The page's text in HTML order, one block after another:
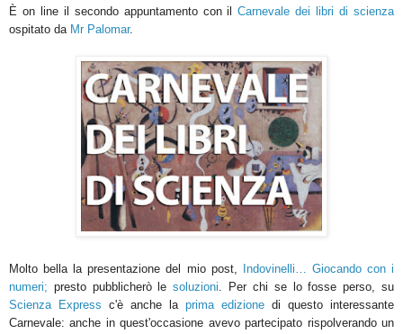
È on line il secondo appuntamento con ilCarnevale dei libri di scienza
ospitato da Mr Palomar.
Molto bella la presentazione del mio post,
Indovinelli… Giocando con i
numeri; presto pubblicherò lesoluzioni . Per chi se lo fosse perso, su
Scienza Express c'è anche la prima edizione di questo interessante
Carnevale: anche in quest'occasione avevo partecipato rispolverando un